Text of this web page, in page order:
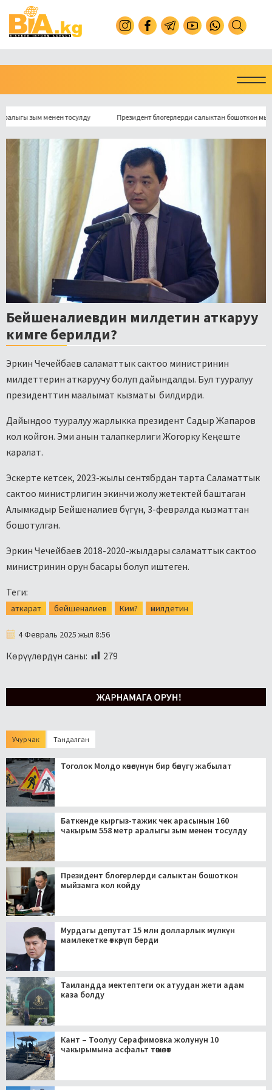
зым менен тосулду Президент блогерлерди салыктан бошоткон мыйзамга
Бейшеналиевдин милдетин аткаруу
кимге берилди?
Эркин Чечейбаев саламаттык сактоо министринин
милдеттерин аткаруучу болуп дайындалды. Бул тууралуу
президенттин маалымат кызматы билдирди.
Дайындоо тууралуу жарлыкка президент Садыр Жапаров
кол койгон. Эми анын талапкерлиги Жогорку Кеңеште
каралат.
Эскерте кетсек, 2023-жылы сентябрдан тарта Саламаттык
сактоо министрлигин экинчи жолу жетектей баштаган
Алымкадыр Бейшеналиев бүгүн, 3-февралда кызматтан
бошотулган.
Эркин Чечейбаев 2018-2020-жылдары саламаттык сактоо
министринин орун басары болуп иштеген.
Теги:
аткарат бейшеналиев Ким? милдетин
4 Февраль 2025 жыл 8:56
Көрүүлөрдүн саны: 279
Учур чак Тандалган
Тоголок Молдо көчөсүнүн бир бөлүгү жабылат
Баткенде кыргыз-тажик чек арасынын 160
чакырым 558 метр аралыгы зым менен тосулду
Президент блогерлерди салыктан бошоткон
мыйзамга кол койду
Мурдагы депутат 15 млн долларлык мүлкүн
мамлекетке өткөрүп берди
Таиландда мектептеги ок атуудан жети адам
каза болду
Кант – Тоолуу Серафимовка жолунун 10
чакырымына асфальт төшөлөт